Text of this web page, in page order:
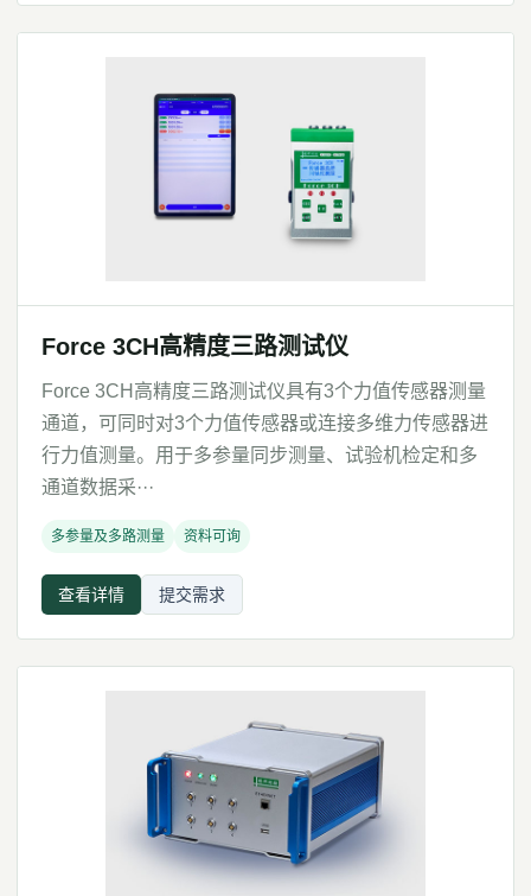
Force 3CH高精度三路测试仪
Force 3CH高精度三路测试仪具有3个力值传感器测量
通道，可同时对3个力值传感器或连接多维力传感器进
行力值测量。用于多参量同步测量、试验机检定和多
通道数据采···
多参量及多路测量 资料可询
查看详情 提交需求